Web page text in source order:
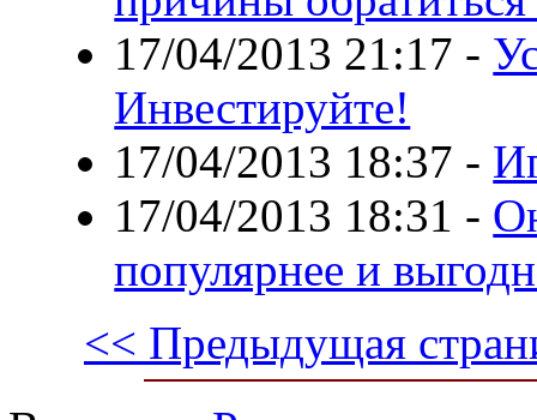
17/04/2013 21:17 -
Инвестируйте!
17/04/2013 18:37 -
17/04/2013 18:31 -
популярнее и
<< Предыдущая